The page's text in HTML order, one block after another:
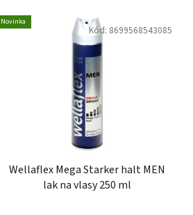
Novinka
Wellaflex Mega Starker halt MEN
lak na vlasy 250 ml
Kód: 8699568543085